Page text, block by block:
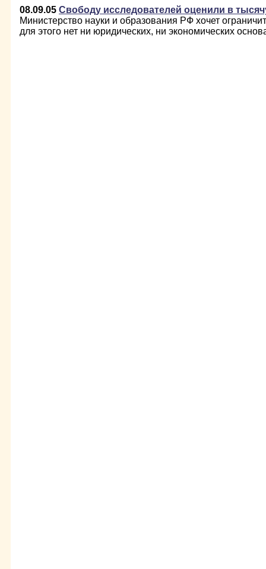
08.09.05 Свободу исследователей оценили в
Министерство науки и образования РФ хочет
для этого нет ни юридических, ни экономических